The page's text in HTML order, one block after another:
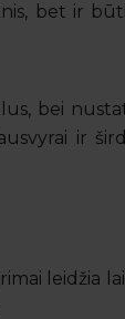
bet ir
bei
ir
leidžia